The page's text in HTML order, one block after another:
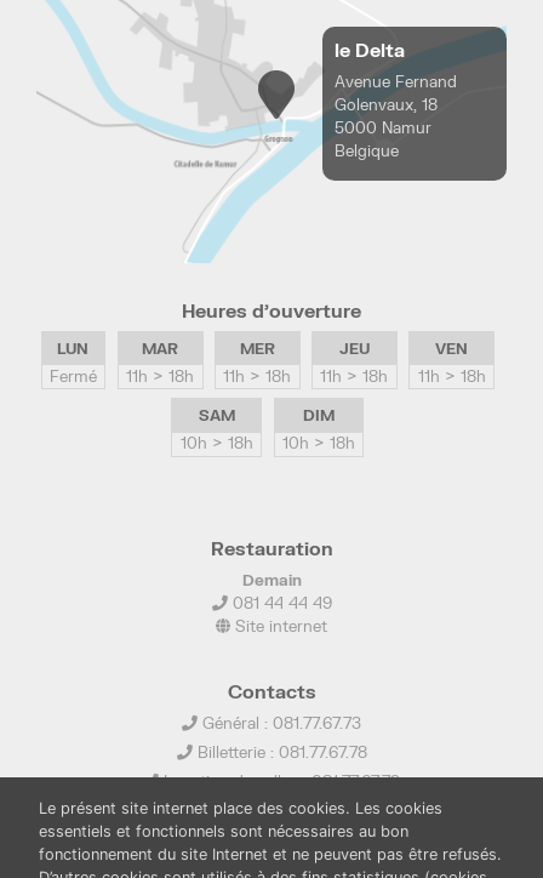
le Delta
Avenue Fernand
Golenvaux, 18
5000 Namur
Belgique
Heures d’ouverture
LUN
Fermé
MAR
11h > 18h
MER
11h > 18h
JEU
11h > 18h
VEN
11h > 18h
SAM
10h > 18h
DIM
10h > 18h
Restauration
Demain
081 44 44 49
Site internet
Contacts
Général : 081.77.67.73
Billetterie : 081.77.67.78
Location de salles : 081.77.67.79
info@ledelta.be
Le présent site internet place des cookies. Les cookies
essentiels et fonctionnels sont nécessaires au bon
fonctionnement du site Internet et ne peuvent pas être refusés.